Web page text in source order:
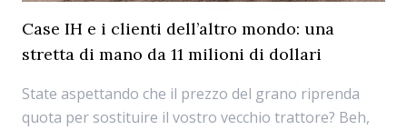
Case IH e i clienti dell’altro mondo: una
stretta di mano da 11 milioni di dollari
State aspettando che il prezzo del grano riprenda
quota per sostituire il vostro vecchio trattore? Beh,